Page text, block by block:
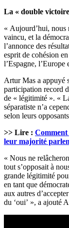
La « double
« Aujourd’hui, nous
vaincu, et la
l’annonce des
esprit de cohésion
l’Espagne,
Artur Mas a appuyé
participation record
de « légitimité ». «
séparatiste n’a
selon leurs
>> Lire : Comment
leur majorité
« Nous ne
tout s’opposait à
grande légitimité
en tant que
aux autres
du ‘oui’ », a ajouté
Avec 47,8 % des